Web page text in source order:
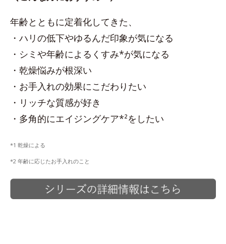
年齢とともに定着化してきた、
・ハリの低下やゆるんだ印象が気になる
・シミや年齢によるくすみ*が気になる
・乾燥悩みが根深い
・お手入れの効果にこだわりたい
・リッチな質感が好き
・多角的にエイジングケア*²をしたい
*1 乾燥による
*2 年齢に応じたお手入れのこと